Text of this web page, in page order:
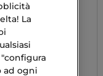
La
ad ogni